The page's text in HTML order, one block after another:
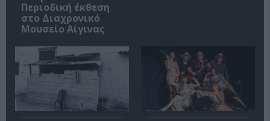
Περιοδική έκθεση
στο Διαχρονικό
Μουσείο Αίγινας